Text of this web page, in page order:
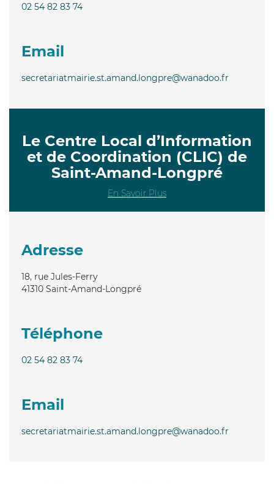
02 54 82 83 74
Email
secretariatmairie.st.amand.longpre@wanadoo.fr
Le Centre Local d’Information
et de Coordination (CLIC) de
Saint-Amand-Longpré
En Savoir Plus
Adresse
18, rue Jules-Ferry
41310 Saint-Amand-Longpré
Téléphone
02 54 82 83 74
Email
secretariatmairie.st.amand.longpre@wanadoo.fr